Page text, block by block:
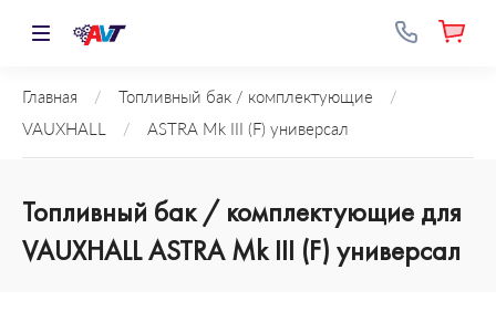
Главная / Топливный бак / комплектующие
/
VAUXHALL
/ ASTRA Mk III (F) универсал
Топливный бак / комплектующие для
VAUXHALL ASTRA Mk III (F) универсал